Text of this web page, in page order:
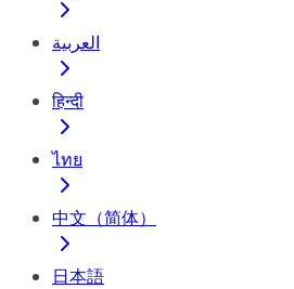
العربية
हिन्दी
ไทย
中文（简体）
日本語